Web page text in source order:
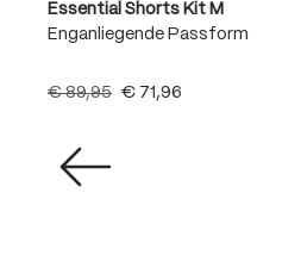
Essential Shorts Kit M
Enganliegende Passform
€ 89,95 € 71,96